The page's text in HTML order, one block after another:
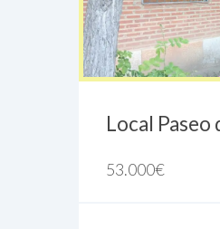
Local Paseo
53.000€